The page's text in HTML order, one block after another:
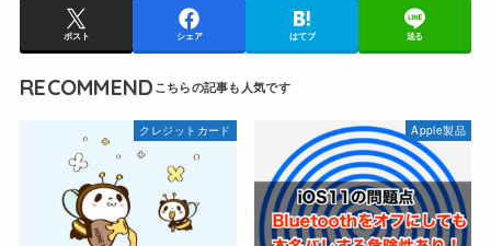
ポスト シェア はてブ 送る
RECOMMEND
クレジットカード Apple製品